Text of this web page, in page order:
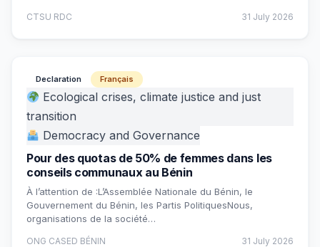
CTSU RDC 31 July 2026
Declaration Français
Ecological crises, climate justice and just
transition
Democracy and Governance
Pour des quotas de 50% de femmes dans les
conseils communaux au Bénin
À l’attention de :L’Assemblée Nationale du Bénin, le
Gouvernement du Bénin, les Partis PolitiquesNous,
organisations de la société…
ONG CASED BÉNIN 31 July 2026